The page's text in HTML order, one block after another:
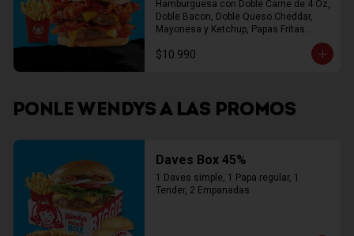
Hamburguesa con Doble Carne de 4 Oz,
Doble Bacon, Doble Queso Cheddar,
Mayonesa y Ketchup, Papas Fritas
$10.990
PONLE WENDYS A LAS PROMOS
Daves Box 45%
1 Daves simple, 1 Papa regular, 1
Tender, 2 Empanadas